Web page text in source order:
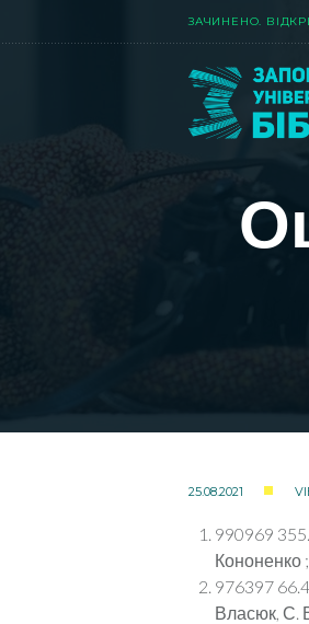
ЗАЧИНЕНО.
25.08.2021
990969
Кононенко
976397
Власюк, С.